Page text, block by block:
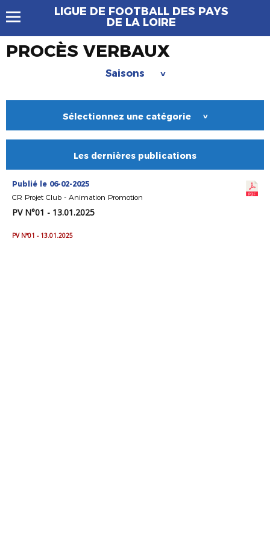
LIGUE DE FOOTBALL DES PAYS
DE LA LOIRE
PROCÈS VERBAUX
Saisons >
Sélectionnez une catégorie >
Les dernières publications
Publié le 06-02-2025
CR Projet Club - Animation Promotion
PV N°01 - 13.01.2025
PV N°01 - 13.01.2025